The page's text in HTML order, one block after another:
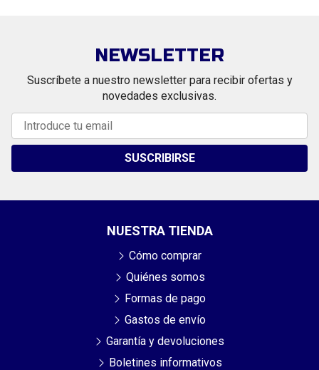
NEWSLETTER
Suscríbete a nuestro newsletter para recibir ofertas y
novedades exclusivas.
SUSCRIBIRSE
NUESTRA TIENDA
Cómo comprar
Quiénes somos
Formas de pago
Gastos de envío
Garantía y devoluciones
Boletines informativos